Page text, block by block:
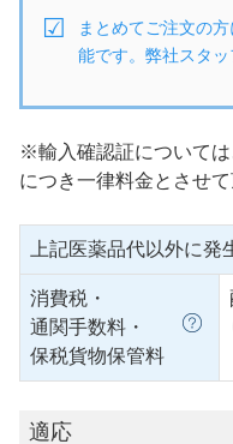
まとめてご注文の
能です。弊社スタッ
※輸入確認証について
につき一律料金とさせて
上記医薬品代以外に発
消費税・
通関手数料・
保税貨物保管料
適応